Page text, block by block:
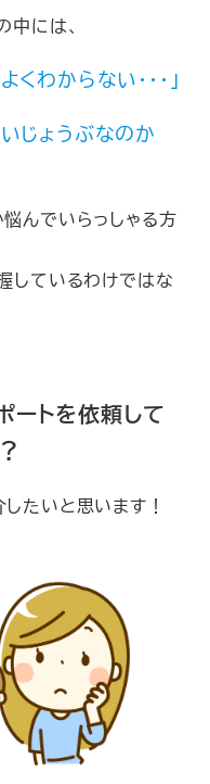
中には、
わからない・・・」
じょうぶなのか
んでいらっしゃる方
しているわけではな
ートを依頼して
たいと思います！